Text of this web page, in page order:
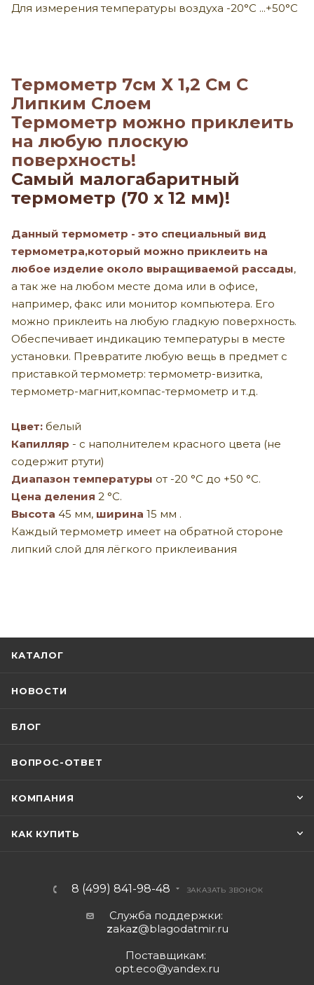
Для измерения температуры воздуха -20°C ...+50°C
Термометр 7см Х 1,2 См С
Липким Слоем
Термометр можно приклеить
на любую плоскую
поверхность!
Самый малогабаритный
термометр (70 х 12 мм)!
Данный термометр - это специальный вид
термометра,который можно приклеить на
любое изделие около выращиваемой рассады,
а так же на любом месте дома или в офисе,
например, факс или монитор компьютера. Его
можно приклеить на любую гладкую поверхность.
Обеспечивает индикацию температуры в месте
установки. Превратите любую вещь в предмет с
приставкой термометр: термометр-визитка,
термометр-магнит,компас-термометр и т.д.
Цвет: белый
Капилляр - с наполнителем красного цвета (не
содержит ртути)
Диапазон температуры от -20 °C до +50 °C.
Цена деления 2 °C.
Высота 45 мм, ширина 15 мм .
Каждый термометр имеет на обратной стороне
липкий слой для лёгкого приклеивания
КАТАЛОГ
НОВОСТИ
БЛОГ
ВОПРОС-ОТВЕТ
КОМПАНИЯ
КАК КУПИТЬ
8 (499) 841-98-48 ЗАКАЗАТЬ ЗВОНОК
Служба поддержки:
zakaz@blagodatmir.ru
Поставщикам:
opt.eco@yandex.ru